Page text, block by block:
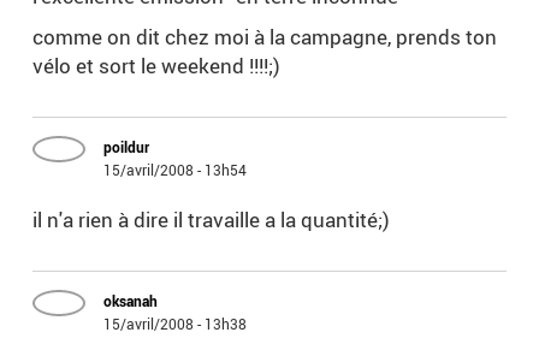
comme on dit chez moi à la campagne, prends ton
vélo et sort le weekend !!!!;)
poildur
15/avril/2008 - 13h54
il n'a rien à dire il travaille a la quantité;)
oksanah
15/avril/2008 - 13h38